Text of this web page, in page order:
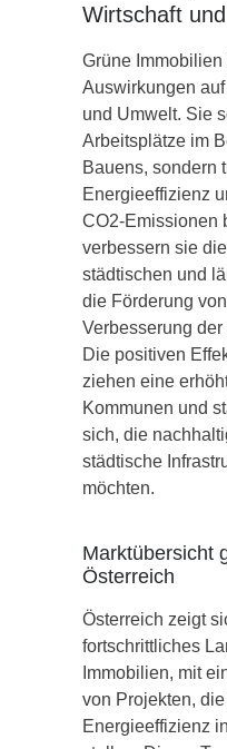
Wirtschaft
Grüne
Auswirkungen
und Umwelt. Sie
Arbeitsplätze im
Bauens, sondern
Energieeffizienz
CO2-Emissionen
verbessern sie
städtischen und
die Förderung
Verbesserung
Die positiven
ziehen eine
Kommunen und
sich, die
städtische
möchten.
Marktübersicht
Österreich
Österreich zeigt
fortschrittliches
Immobilien, mit
von Projekten,
Energieeffizienz